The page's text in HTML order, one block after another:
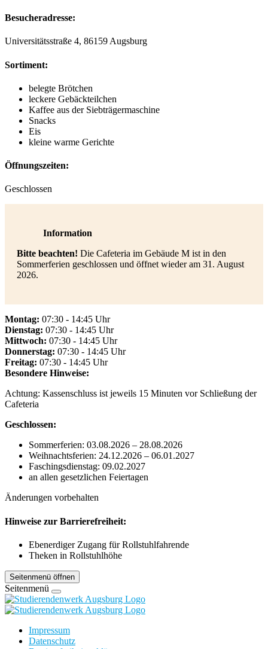
Besucheradresse:
Universitätsstraße 4, 86159 Augsburg
Sortiment:
belegte Brötchen
leckere Gebäckteilchen
Kaffee aus der Siebträgermaschine
Snacks
Eis
kleine warme Gerichte
Öffnungszeiten:
Geschlossen
Information
Bitte beachten! Die Cafeteria im Gebäude M ist in den
Sommerferien geschlossen und öffnet wieder am 31. August
2026.
Montag: 07:30 - 14:45 Uhr
Dienstag: 07:30 - 14:45 Uhr
Mittwoch: 07:30 - 14:45 Uhr
Donnerstag: 07:30 - 14:45 Uhr
Freitag: 07:30 - 14:45 Uhr
Besondere Hinweise:
Achtung: Kassenschluss ist jeweils 15 Minuten vor Schließung der
Cafeteria
Geschlossen:
Sommerferien: 03.08.2026 – 28.08.2026
Weihnachtsferien: 24.12.2026 – 06.01.2027
Faschingsdienstag: 09.02.2027
an allen gesetzlichen Feiertagen
Änderungen vorbehalten
Hinweise zur Barrierefreiheit:
Ebenerdiger Zugang für Rollstuhlfahrende
Theken in Rollstuhlhöhe
Seitenmenü öffnen
Seitenmenü
Impressum
Datenschutz